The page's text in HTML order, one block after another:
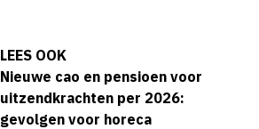
LEES OOK
Nieuwe cao en pensioen voor
uitzendkrachten per 2026:
gevolgen voor horeca